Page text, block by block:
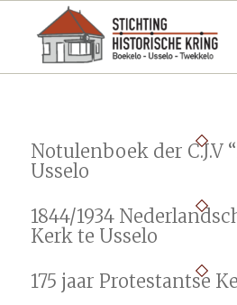
Notulenboek der C.J.V
Usselo
1844/1934
Kerk te Usselo
175 jaar Protestantse